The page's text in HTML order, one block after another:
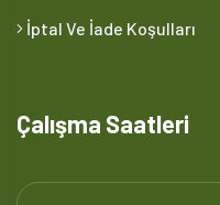
İptal Ve İade Koşulları
Çalışma Saatleri